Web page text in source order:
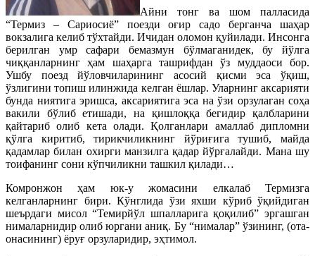
Айни тонг ва шом палласида
“Термиз – Сариосиё” поезди оғир садо берганча шаҳар
вокзалига келиб тўхтайди. Ичидан оломон қуйилади. Инсонга
берилган умр сафари бемазмун бўлмаганидек, бу йўлга
чиққанларнинг ҳам шаҳарга ташрифдан ўз муддаоси бор.
Ушбу поезд йўловчиларининг асосий қисми эса ўқиш,
ўзлигини топиш илинжида келган ёшлар. Уларнинг аксарияти
бунда ниятига эришса, аксариятига эса на ўзи орзулаган соҳа
вакили бўлиб етишади, на қишлоққа бегидир қалбларини
қайтариб олиб кета олади. Қолганлари амаллаб дипломни
қўлга киритиб, тирикчиликнинг йўриғига тушиб, майда
қадамлар билан охирги манзилга қадар йўрғалайди. Мана шу
тоифанинг сони кўпчиликни ташкил қилади…
Комронжон ҳам юк-у жомасини елкалаб Термизга
келганларнинг бири. Кўнглида ўзи яхши кўриб ўқийдиган
шеърдаги мисол “Темирйўл шпалларига қоқилиб” эргашган
нималарнидир олиб юргани аниқ. Бу “нималар” ўзининг, (ота-
онасининг) ёруғ орзуларидир, эҳтимол.